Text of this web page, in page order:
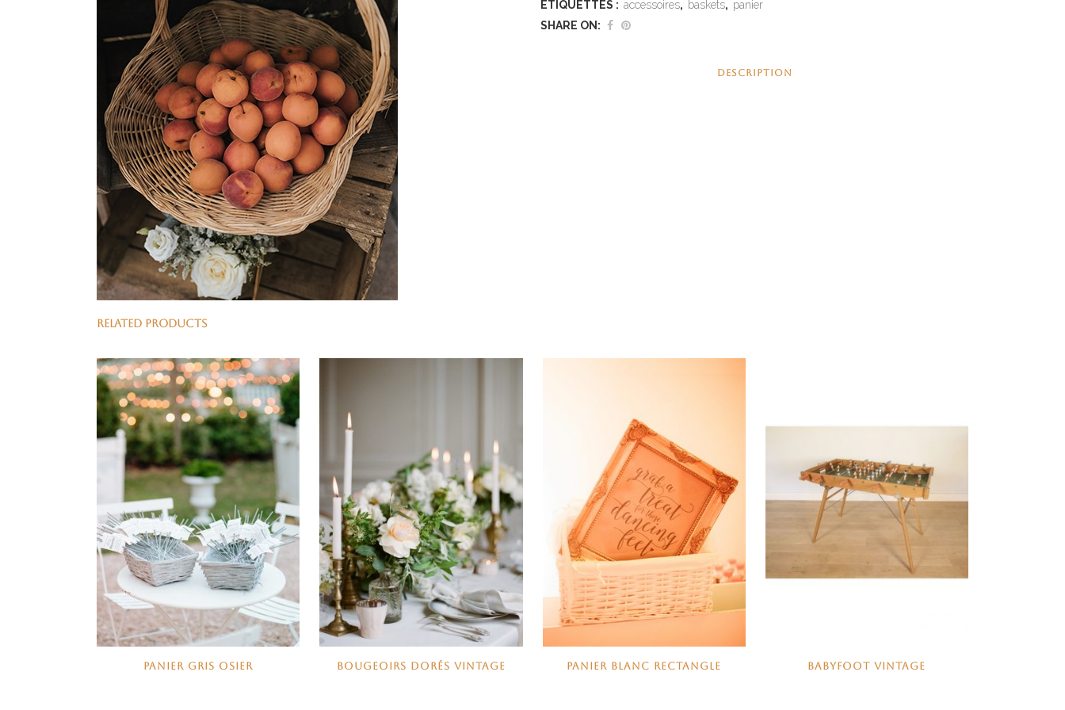
ÉTIQUETTES : accessoires, baskets, panier
SHARE ON:
DESCRIPTION
RELATED PRODUCTS
PANIER GRIS OSIER BOUGEOIRS DORÉS VINTAGE PANIER BLANC RECTANGLE BABYFOOT VINTAGE